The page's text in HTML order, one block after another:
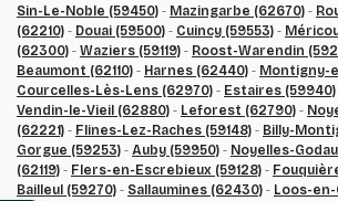
Sin-Le-Noble (59450) - Mazingarbe (62670) -
(62210) - Douai (59500) - Cuincy (59553) -
(62300) - Waziers (59119) - Roost-Warendin
Beaumont (62110) - Harnes (62440) - Montigny-
Courcelles-Lès-Lens (62970) - Estaires (59940)
Vendin-le-Vieil (62880) - Leforest (62790) -
(62221) - Flines-Lez-Raches (59148) - Billy-
Gorgue (59253) - Auby (59950) - Noyelles-
(62119) - Flers-en-Escrebieux (59128) -
Bailleul (59270) - Sallaumines (62430) - Loos-